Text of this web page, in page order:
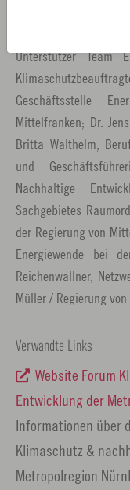
Unterstützer Team
Geschäftsstelle
Mittelfranken; Dr.
Britta Walthelm,
und
Nachhaltige
Sachgebietes
der Regierung von
Energiewende bei
Reichenwallner,
Müller / Regierung
Verwandte Links
Website Forum
Entwicklung der
Informationen über
Klimaschutz &
Metropolregion